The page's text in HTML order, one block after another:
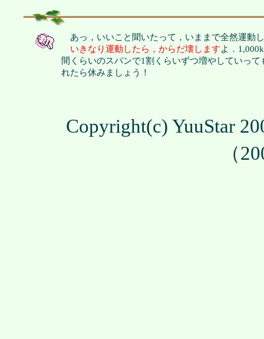
あっ，いいこと聞いたって，いままで全然運動
いきなり運動したら，からだ壊しますよ．
間くらいのスパンで1割くらいずつ増やしていっ
れたら休みましょう！
Copyright(c) YuuStar
（